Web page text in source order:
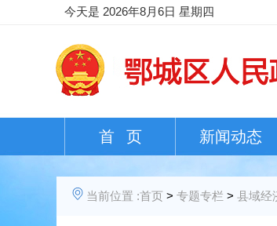
今天是 2026年8月6日 星期四
首 页 新闻动态
当前位置 :首页 > 专题专栏 > 县域经